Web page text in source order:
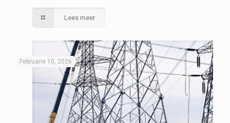
Lees meer
Februarie 10, 2026